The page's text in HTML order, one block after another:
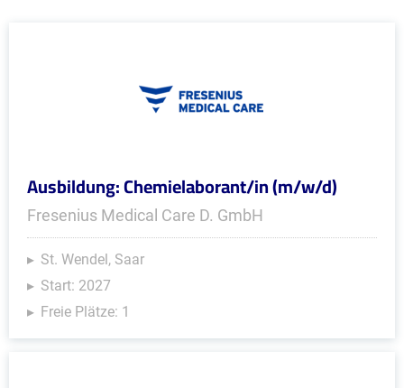
Ausbildung: Chemielaborant/in (m/w/d)
Fresenius Medical Care D. GmbH
St. Wendel, Saar
Start: 2027
Freie Plätze: 1